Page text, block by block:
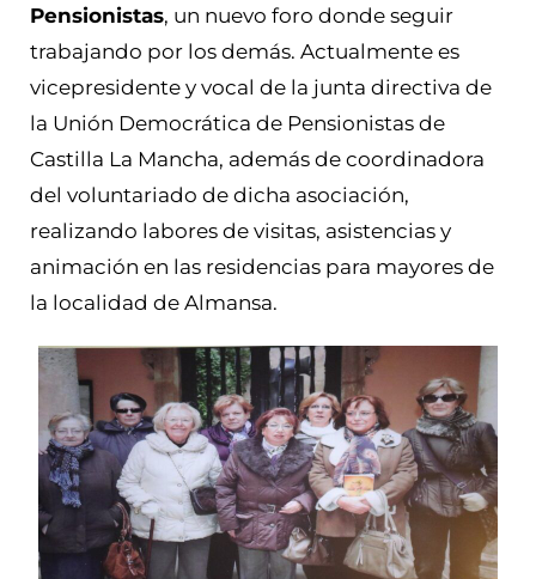
Pensionistas, un nuevo foro donde seguir
trabajando por los demás. Actualmente es
vicepresidente y vocal de la junta directiva de
la Unión Democrática de Pensionistas de
Castilla La Mancha, además de coordinadora
del voluntariado de dicha asociación,
realizando labores de visitas, asistencias y
animación en las residencias para mayores de
la localidad de Almansa.